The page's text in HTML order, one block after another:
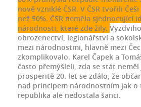
nově vzniklé ČSR. V ČSR tvořili
než 50%. ČSR neměla sjednocující
národnosti, které zde žily.
obrozenectví, legionářství a
mezi národnostmi, hlavně mezi
zkomplikovalo. Karel Čapek a
často přemýšleli, zda se stát
prosperitě 20. let se zdálo, že
nad principem národnostním jak o
republika ale nedostala šanci.